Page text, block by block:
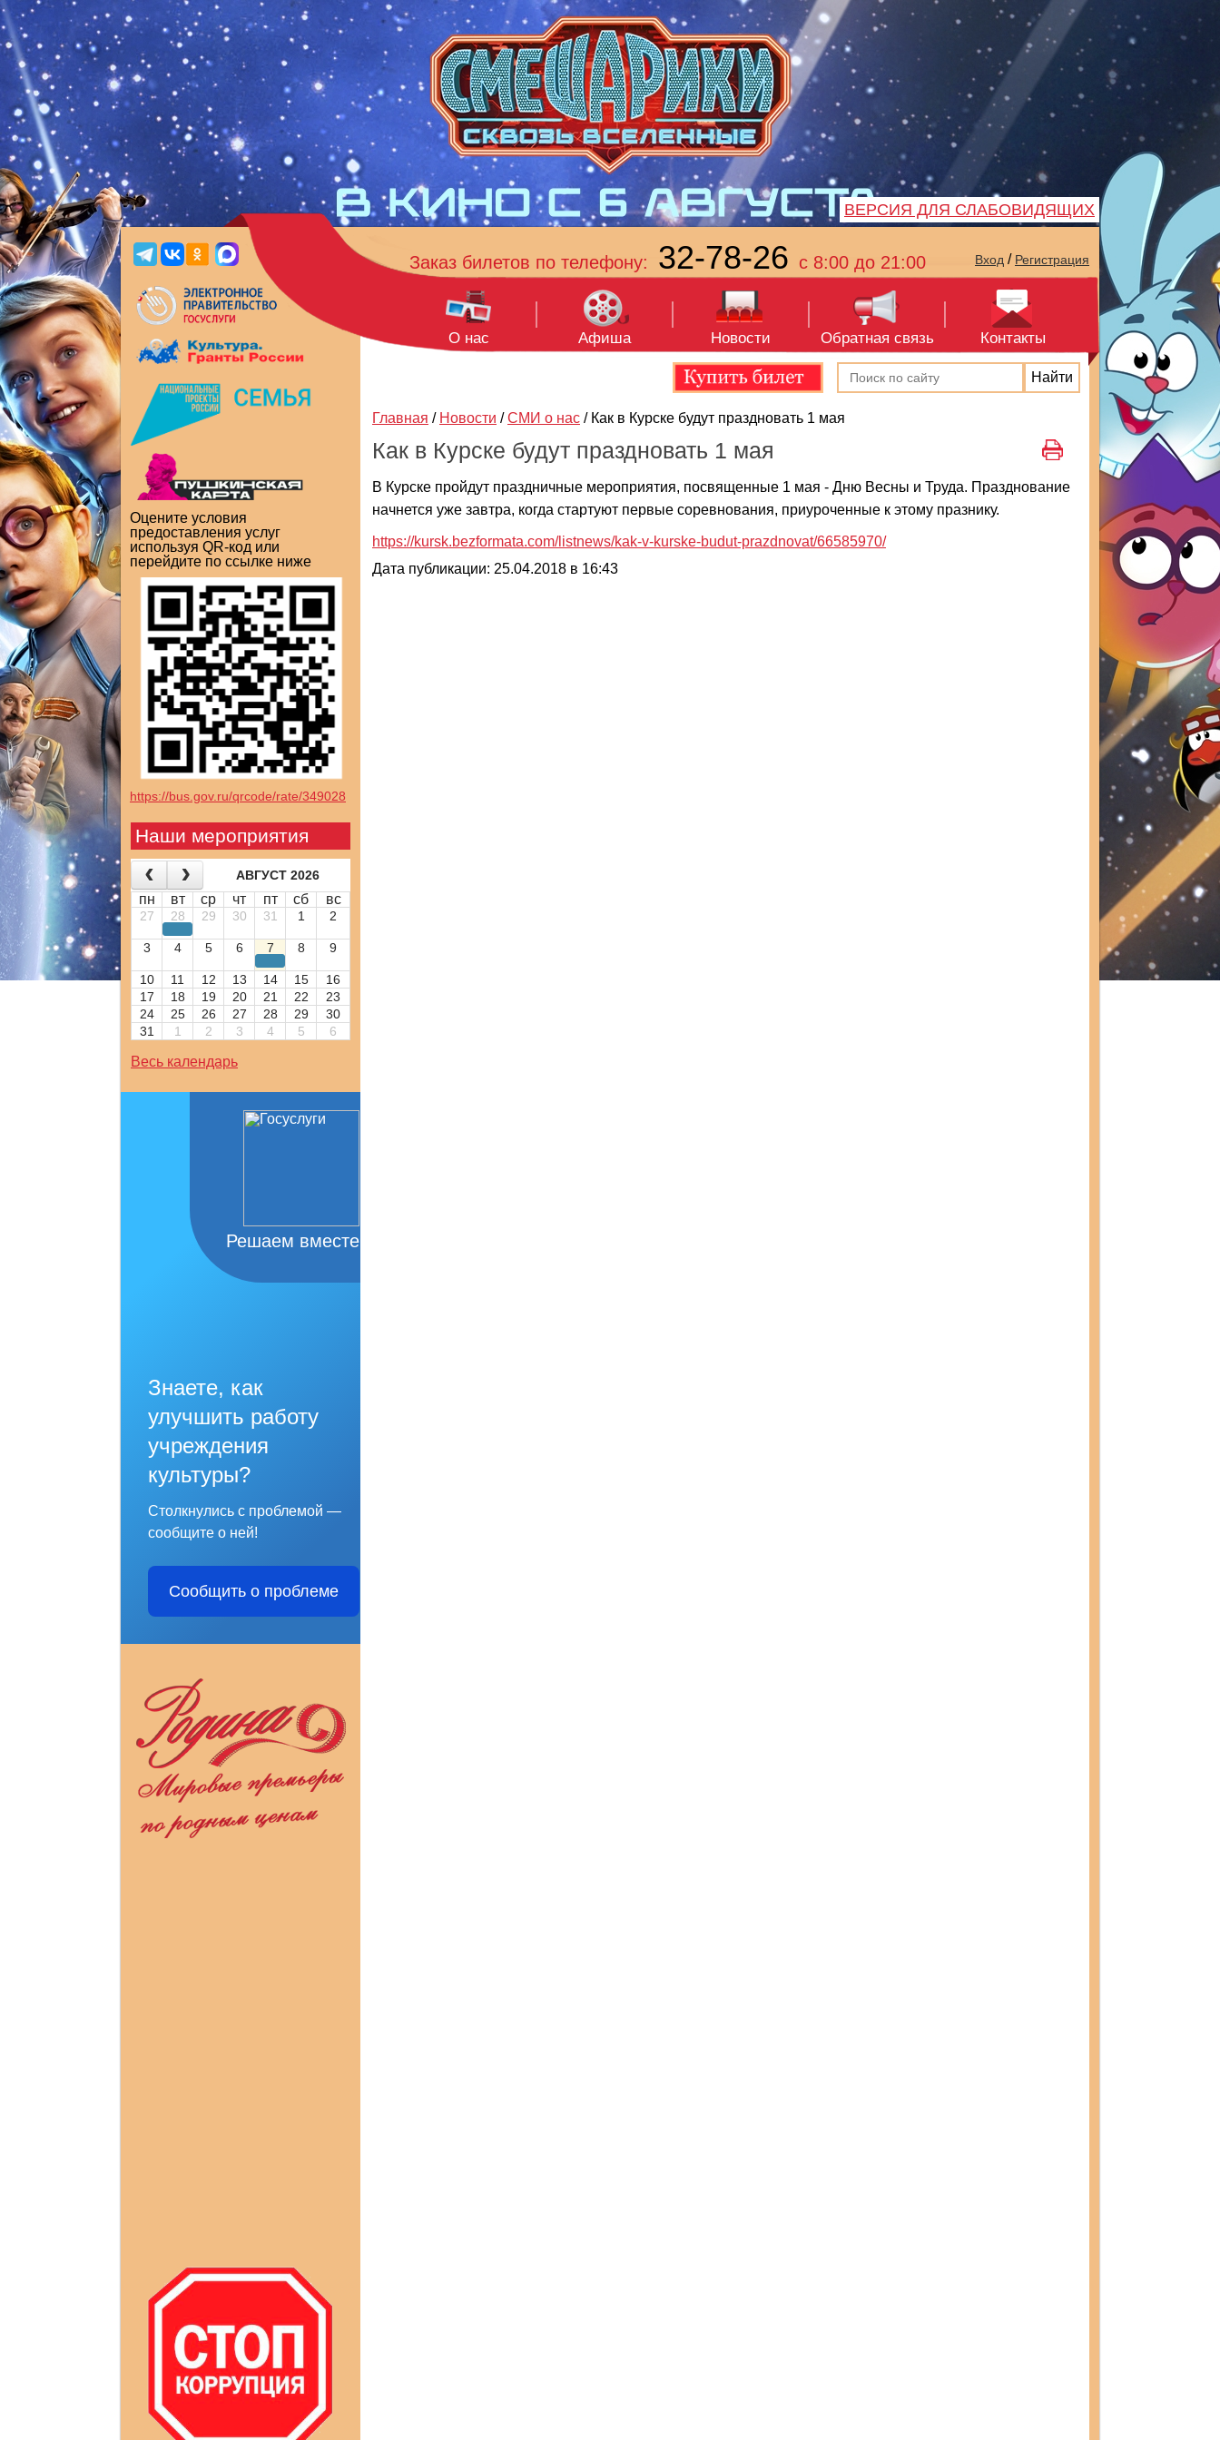
ВЕРСИЯ ДЛЯ СЛАБОВИДЯЩИХ
Оцените условия
предоставления услуг
используя QR-код или
перейдите по ссылке ниже
https://bus.gov.ru/qrcode/rate/349028
Наши мероприятия
АВГУСТ 2026
пн вт ср чт пт сб вс
27 28 29 30 31 1 2
3 4 5 6 7 8 9
10 11 12 13 14 15
16
17
18 19 20 21 22
23
24
25 26 27 28 29
30
31
1 2 3 4 5 6
Весь календарь
Решаем вместе
Знаете, как
улучшить работу
учреждения
культуры?
Столкнулись с проблемой —
сообщите о ней!
Сообщить о проблеме
Заказ билетов по телефону: 32-78-26 с 8:00 до 21:00 Вход / Регистрация
О нас Афиша Новости Обратная связь Контакты
Главная / Новости / СМИ о нас / Как в Курске будут праздновать 1 мая
Как в Курске будут праздновать 1 мая
В Курске пройдут праздничные мероприятия, посвященные 1 мая - Дню Весны и Труда. Празднование
начнется уже завтра, когда стартуют первые соревнования, приуроченные к этому празнику.
https://kursk.bezformata.com/listnews/kak-v-kurske-budut-prazdnovat/66585970/
Дата публикации: 25.04.2018 в 16:43